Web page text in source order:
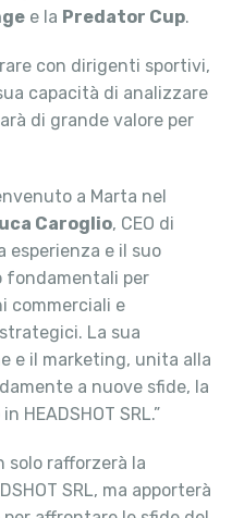
e la Predator Cup.
con dirigenti sportivi,
capacità di analizzare
di grande valore per
a Marta nel
Caroglio, CEO di
esperienza e il suo
fondamentali per
commerciali e
La sua
e il marketing, unita alla
a nuove sfide, la
HEADSHOT SRL.”
solo rafforzerà la
SRL, ma apporterà